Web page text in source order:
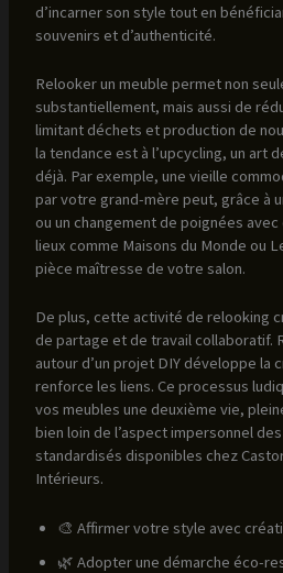
d’incarner son style tout en
souvenirs et d’authenticité.
Relooker un meuble permet non
substantiellement, mais aussi de
limitant déchets et production de
la tendance est à l’upcycling, un art
déjà. Par exemple, une vieille
par votre grand-mère peut, grâce à
ou un changement de poignées
lieux comme Maisons du Monde ou
pièce maîtresse de votre salon.
De plus, cette activité de relooking
de partage et de travail collaboratif.
autour d’un projet DIY développe
renforce les liens. Ce processus
vos meubles une deuxième vie,
bien loin de l’aspect impersonnel
standardisés disponibles chez
Intérieurs.
🎨 Affirmer votre style avec
🌿 Adopter une démarche éco-